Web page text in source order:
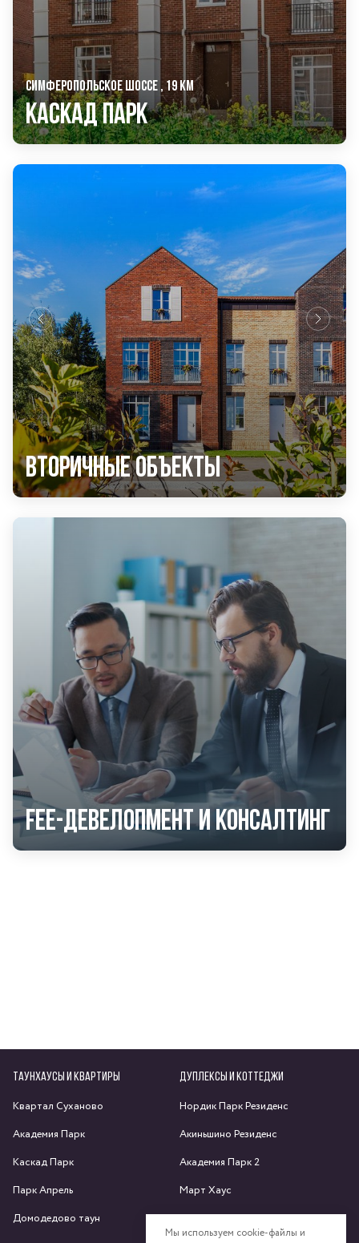
Мы используем cookie-файлы и
СИМФЕРОПОЛЬСКОЕ ШОССЕ , 19 КМ
Каскад Парк
Вторичные объекты
Fee-девелопмент и консалтинг
ТАУНХАУСЫ И КВАРТИРЫ
Квартал Суханово
Академия Парк
Каскад Парк
Парк Апрель
Домодедово таун
ДУПЛЕКСЫ И КОТТЕДЖИ
Нордик Парк Резиденс
Акиньшино Резиденс
Академия Парк 2
Март Хаус
Яхрома парк